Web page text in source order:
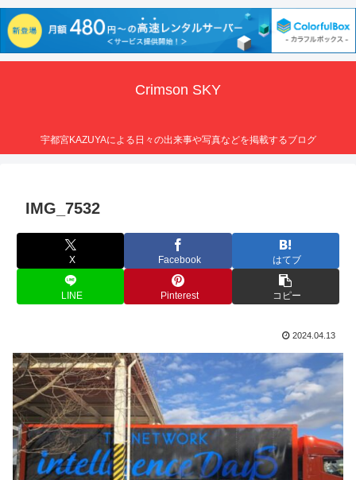
Crimson SKY
宇都宮KAZUYAによる日々の出来事や写真などを掲載するブログ
IMG_7532
X Facebook はてブ
LINE Pinterest コピー
2024.04.13